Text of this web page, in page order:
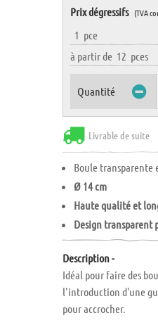
Prix dégressifs (TVA
1 pce
à partir de 12 pces
Quantité
Livrable de suite
Boule transparente
Ø 14 cm
Haute qualité et
Design transparent
Description -
Idéal pour faire des
l'introduction d'une
pour accrocher.